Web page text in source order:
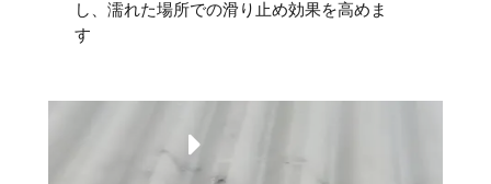
し、濡れた場所での滑り止め効果を高めま
す